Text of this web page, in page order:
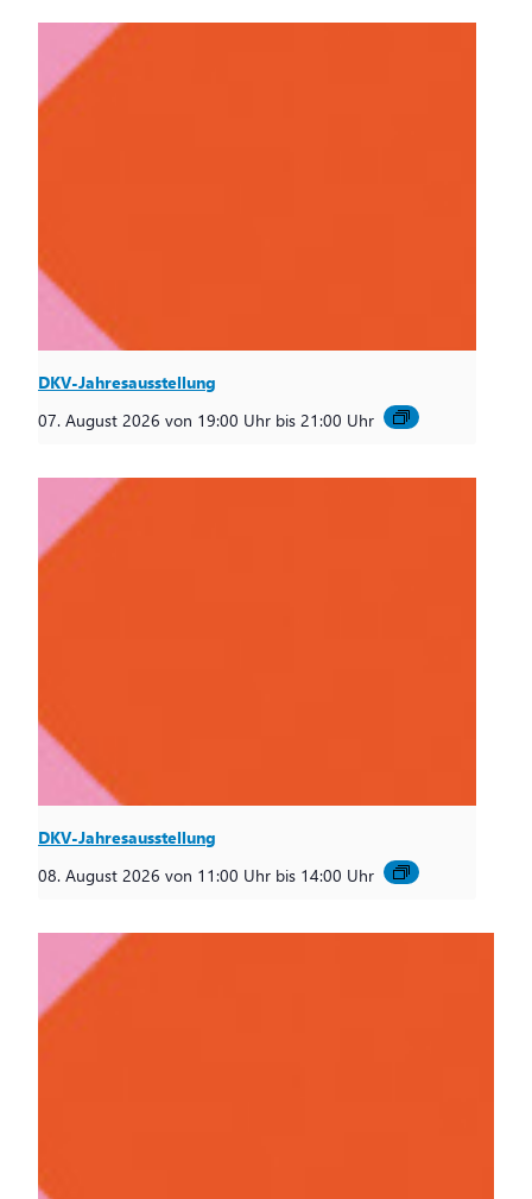
DKV-Jahresausstellung
07. August 2026 von 19:00 Uhr bis 21:00 Uhr
DKV-Jahresausstellung
08. August 2026 von 11:00 Uhr bis 14:00 Uhr